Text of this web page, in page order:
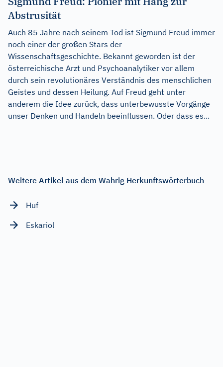
Abstrusität
Auch 85 Jahre nach seinem Tod ist Sigmund Freud immer
noch einer der großen Stars der
Wissenschaftsgeschichte. Bekannt geworden ist der
österreichische Arzt und Psychoanalytiker vor allem
durch sein revolutionäres Verständnis des menschlichen
Geistes und dessen Heilung. Auf Freud geht unter
anderem die Idee zurück, dass unterbewusste Vorgänge
unser Denken und Handeln beeinflussen. Oder dass es...
Weitere Artikel aus dem Wahrig Herkunftswörterbuch
Huf
Eskariol